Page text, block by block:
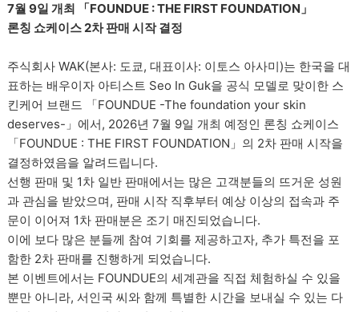
7월 9일 개최 「FOUNDUE : THE FIRST FOUNDATION」
론칭 쇼케이스 2차 판매 시작 결정
주식회사 WAK(본사: 도쿄, 대표이사: 이토스 아사미)는 한국을 대
표하는 배우이자 아티스트 Seo In Guk을 공식 모델로 맞이한 스
킨케어 브랜드 「FOUNDUE -The foundation your skin
deserves-」에서, 2026년 7월 9일 개최 예정인 론칭 쇼케이스
「FOUNDUE : THE FIRST FOUNDATION」의 2차 판매 시작을
결정하였음을 알려드립니다.
선행 판매 및 1차 일반 판매에서는 많은 고객분들의 뜨거운 성원
과 관심을 받았으며, 판매 시작 직후부터 예상 이상의 접속과 주
문이 이어져 1차 판매분은 조기 매진되었습니다.
이에 보다 많은 분들께 참여 기회를 제공하고자, 추가 특전을 포
함한 2차 판매를 진행하게 되었습니다.
본 이벤트에서는 FOUNDUE의 세계관을 직접 체험하실 수 있을
뿐만 아니라, 서인국 씨와 함께 특별한 시간을 보내실 수 있는 다